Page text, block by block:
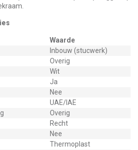
Waarde
Inbouw (stucwerk)
Overig
Wit
Ja
Nee
UAE/IAE
Overig
Recht
Nee
Thermoplast